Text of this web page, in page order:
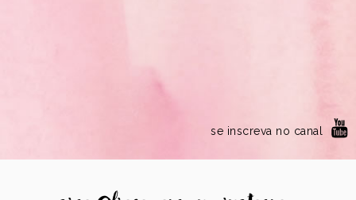
se inscreva no canal